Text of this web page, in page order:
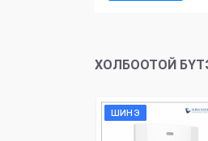
ХОЛБООТОЙ
ШИНЭ